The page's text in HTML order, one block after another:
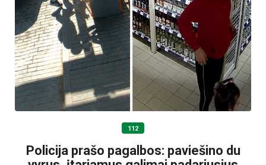
112
Policija prašo pagalbos: paviešino du